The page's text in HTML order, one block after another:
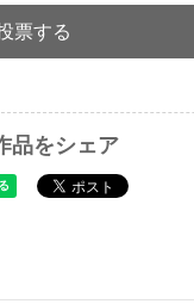
票する
品をシェア